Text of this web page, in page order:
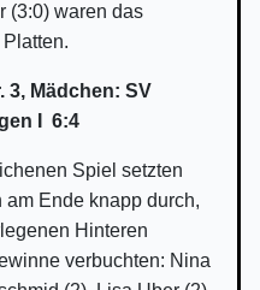
(3:0) waren das
3, Mädchen: SV
I 6:4
Spiel setzten
Ende knapp durch,
Hinteren
verbuchten: Nina